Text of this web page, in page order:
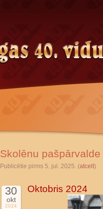
Skolēnu pašpārvalde
Publicētie pirms 5. jul. 2025. (atcelt)
30
okt
2024
Oktobris 2024